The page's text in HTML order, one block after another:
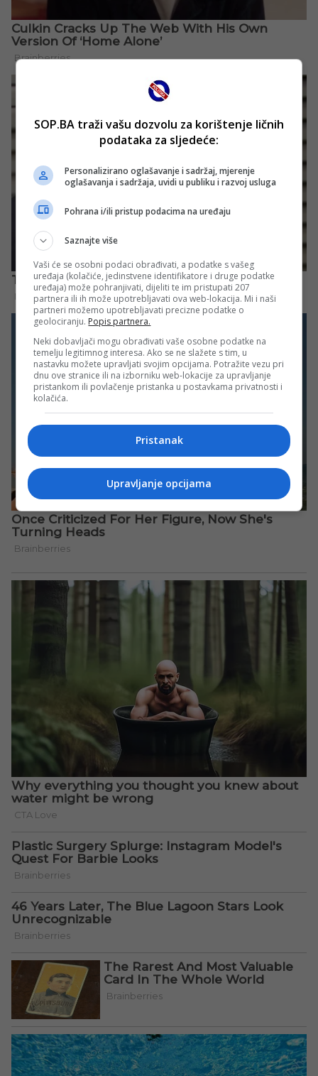
SOP.BA traži vašu dozvolu za korištenje ličnih
podataka za sljedeće:
Personalizirano oglašavanje i sadržaj, mjerenje
oglašavanja i sadržaja, uvidi u publiku i razvoj usluga
Pohrana i/ili pristup podacima na uređaju
Saznajte više
Vaši će se osobni podaci obrađivati, a podatke s vašeg
uređaja (kolačiće, jedinstvene identifikatore i druge podatke
uređaja) može pohranjivati, dijeliti te im pristupati 207
partnera ili ih može upotrebljavati ova web-lokacija. Mi i naši
partneri možemo upotrebljavati precizne podatke o
geolociranju. Popis partnera.
Neki dobavljači mogu obrađivati vaše osobne podatke na
temelju legitimnog interesa. Ako se ne slažete s tim, u
nastavku možete upravljati svojim opcijama. Potražite vezu pri
dnu ove stranice ili na izborniku web-lokacije za upravljanje
pristankom ili povlačenje pristanka u postavkama privatnosti i
kolačića.
Pristanak
Upravljanje opcijama